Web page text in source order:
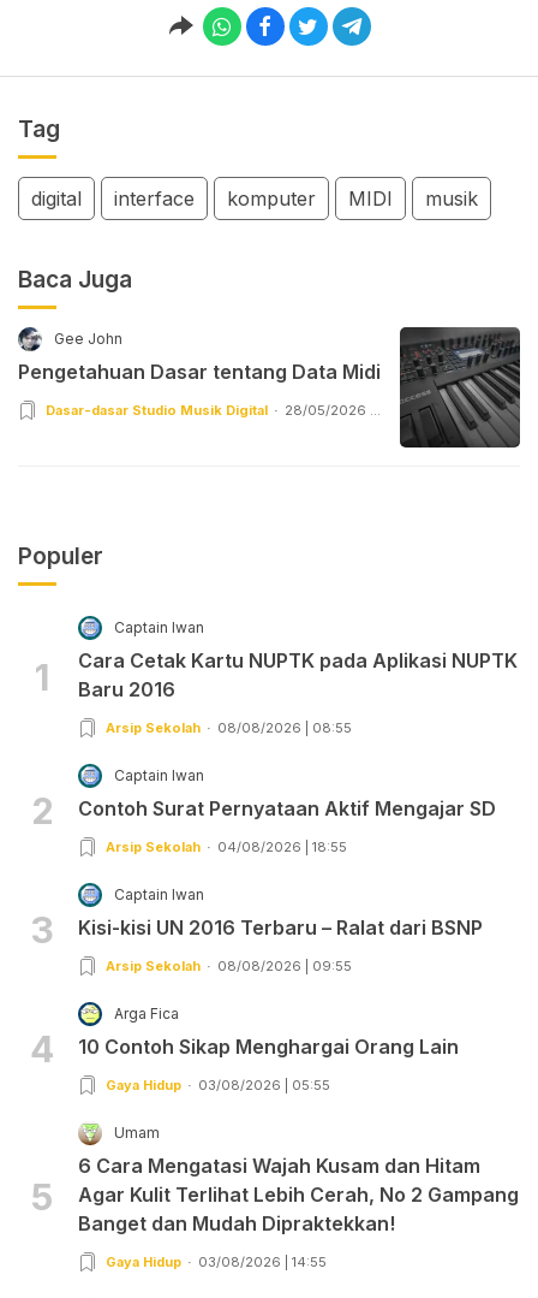
Tag
digital interface komputer MIDI musik
Baca Juga
Gee John
Pengetahuan Dasar tentang Data Midi
Dasar-dasar Studio Musik Digital
28/05/2026 |
Populer
1
Captain Iwan
Cara Cetak Kartu NUPTK pada Aplikasi NUPTK
Baru 2016
Arsip Sekolah 08/08/2026 | 08:55
2
Captain Iwan
Contoh Surat Pernyataan Aktif Mengajar SD
Arsip Sekolah 04/08/2026 | 18:55
3
Captain Iwan
Kisi-kisi UN 2016 Terbaru – Ralat dari BSNP
Arsip Sekolah 08/08/2026 | 09:55
4
Arga Fica
10 Contoh Sikap Menghargai Orang Lain
Gaya Hidup 03/08/2026 | 05:55
5
Umam
6 Cara Mengatasi Wajah Kusam dan Hitam
Agar Kulit Terlihat Lebih Cerah, No 2 Gampang
Banget dan Mudah Dipraktekkan!
Gaya Hidup 03/08/2026 | 14:55